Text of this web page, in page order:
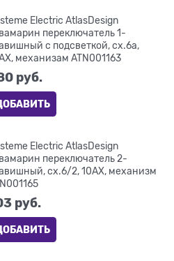
Electric AtlasDesign
переключатель 1-
с подсветкой, сх.6а,
механизам ATN001163
руб.
Electric AtlasDesign
переключатель 2-
сх.6/2, 10АХ, механизм
руб.